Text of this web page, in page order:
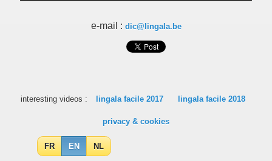
e-mail : dic@lingala.be
interesting videos : lingala facile 2017 lingala facile 2018
privacy & cookies
FR EN NL